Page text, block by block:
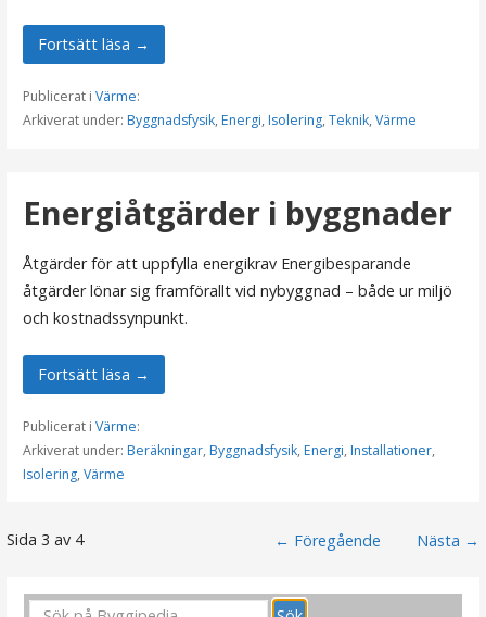
Fortsätt läsa →
Publicerat i Värme:
Arkiverat under: Byggnadsfysik, Energi, Isolering, Teknik, Värme
Energiåtgärder i byggnader
Åtgärder för att uppfylla energikrav Energibesparande
åtgärder lönar sig framförallt vid nybyggnad – både ur miljö
och kostnadssynpunkt.
Fortsätt läsa →
Publicerat i Värme:
Arkiverat under: Beräkningar, Byggnadsfysik, Energi, Installationer,
Isolering, Värme
I
n
Sida 3 av 4 ← Föregående Nästa →